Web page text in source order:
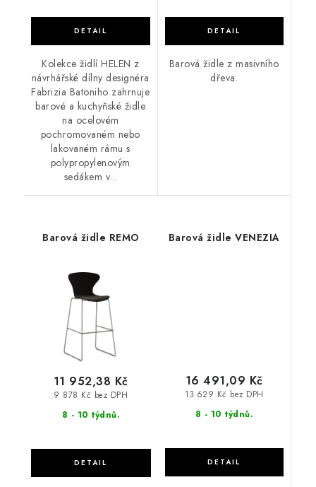
Kolekce židlí HELEN z
návrhářské dílny designéra
Fabrizia Batoniho zahrnuje
barové a kuchyňské židle
na ocelovém
pochromovaném nebo
lakovaném rámu s
polypropylenovým
sedákem v...
Barová židle z masivního
dřeva.
Barová židle REMO
8 - 10 týdnů.
9 878 Kč bez DPH
11 952,38 Kč
Barová židle VENEZIA
8 - 10 týdnů.
13 629 Kč bez DPH
16 491,09 Kč